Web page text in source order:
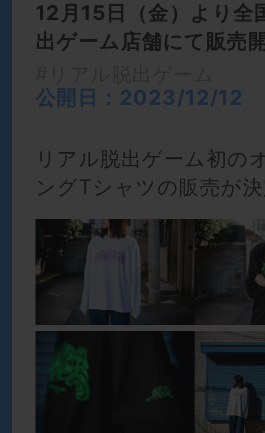
12月15日（金）より全
出ゲーム店舗にて販売
公開日：2023/12/12
リアル脱出ゲーム初の
ングTシャツの販売が